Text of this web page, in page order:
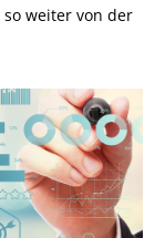
weiter von der